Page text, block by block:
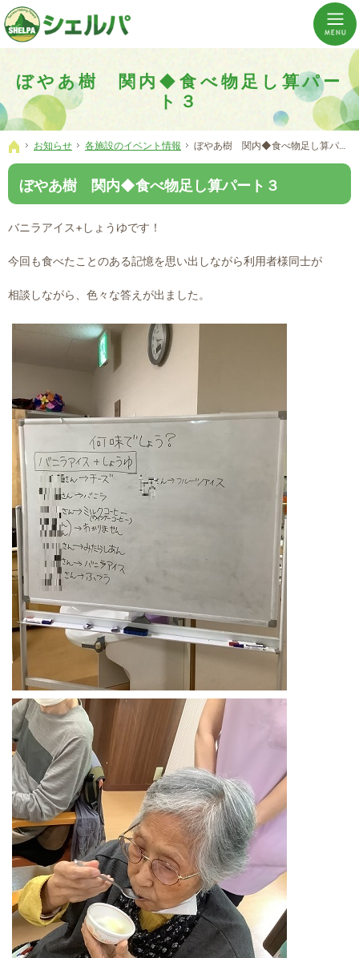
ぼやあ樹 関内◆食べ物足し算パー
ト３
介護の「通い・泊まり・訪問」から必要なものだけをご提供。介護のことならシェルパへ。
横浜市神奈川区 事業所数No,1の小規模多機能型居宅介護ぼやあ樹
ホーム
お知らせ 各施設のイベント情報 ぼやあ樹 関内◆食べ物足し算パート３
ぼやあ樹 関内◆食べ物足し算パート３
バニラアイス+しょうゆです！
今回も食べたことのある記憶を思い出しながら利用者様同士が
相談しながら、色々な答えが出ました。